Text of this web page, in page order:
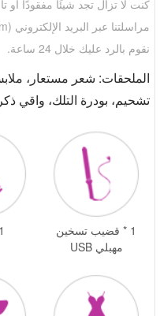
كنت لا تزال تجد شيئًا مفقودًا أو
مراسلتنا عبر البريد الإلكتروني (
نقوم بالرد عليك خلال 24 ساعة.
الملحقات: شعر مستعار،
تشحيم، بودرة التلك، واقي
1 * قضيب تسخين
مهبلي USB
1 * مشط